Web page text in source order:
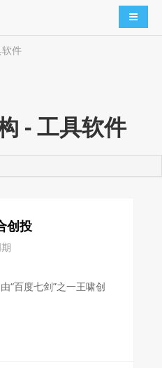
导航切
件
- 工具软件
创投
“百度七剑”之一王啸创